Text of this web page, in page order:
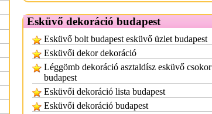
Esküvő dekoráció budapest
Esküvő bolt budapest esküvő üzlet budapest
Esküvői dekor dekoráció
Léggömb dekoráció asztaldísz esküvő csokor
budapest
Esküvői dekoráció lista budapest
Esküvői dekoráció budapest